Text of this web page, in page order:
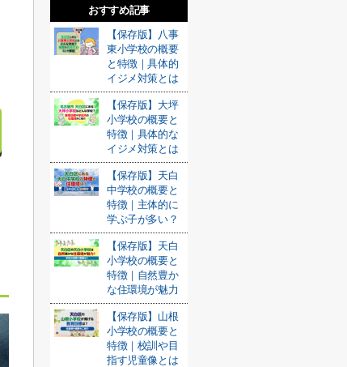
おすすめ記事
【保存版】八事
東小学校の概要
と特徴｜具体的
イジメ対策とは
【保存版】大坪
小学校の概要と
特徴｜具体的な
イジメ対策とは
【保存版】天白
中学校の概要と
特徴｜主体的に
学ぶ子が多い？
【保存版】天白
小学校の概要と
特徴｜自然豊か
な住環境が魅力
【保存版】山根
小学校の概要と
特徴｜校訓や目
指す児童像とは